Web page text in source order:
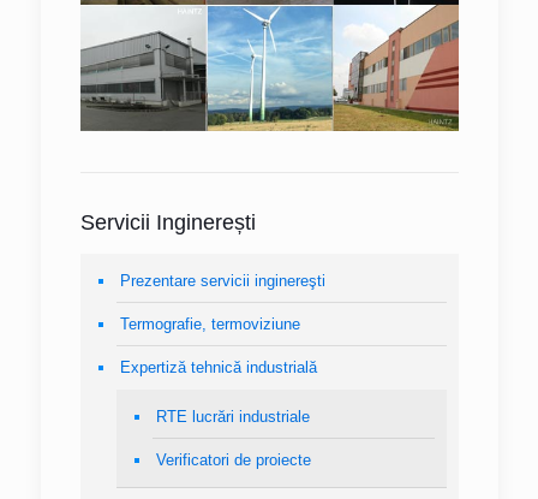
Servicii Inginerești
Prezentare servicii inginereşti
Termografie, termoviziune
Expertiză tehnică industrială
RTE lucrări industriale
Verificatori de proiecte